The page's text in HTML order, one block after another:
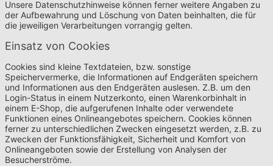
Unsere Datenschutzhinweise können ferner weitere Angaben zu
der Aufbewahrung und Löschung von Daten beinhalten, die für
die jeweiligen Verarbeitungen vorrangig gelten.
Einsatz von Cookies
Cookies sind kleine Textdateien, bzw. sonstige
Speichervermerke, die Informationen auf Endgeräten speichern
und Informationen aus den Endgeräten auslesen. Z.B. um den
Login-Status in einem Nutzerkonto, einen Warenkorbinhalt in
einem E-Shop, die aufgerufenen Inhalte oder verwendete
Funktionen eines Onlineangebotes speichern. Cookies können
ferner zu unterschiedlichen Zwecken eingesetzt werden, z.B. zu
Zwecken der Funktionsfähigkeit, Sicherheit und Komfort von
Onlineangeboten sowie der Erstellung von Analysen der
Besucherströme.